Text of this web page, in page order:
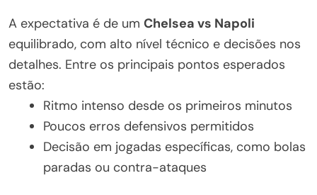
A expectativa é de um Chelsea vs Napoli
equilibrado, com alto nível técnico e decisões nos
detalhes. Entre os principais pontos esperados
estão:
Ritmo intenso desde os primeiros minutos
Poucos erros defensivos permitidos
Decisão em jogadas específicas, como bolas
paradas ou contra-ataques